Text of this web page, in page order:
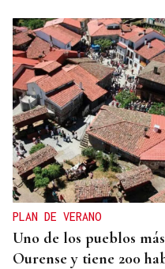
PLAN DE VERANO
Uno de los pueblos
Ourense y tiene 200